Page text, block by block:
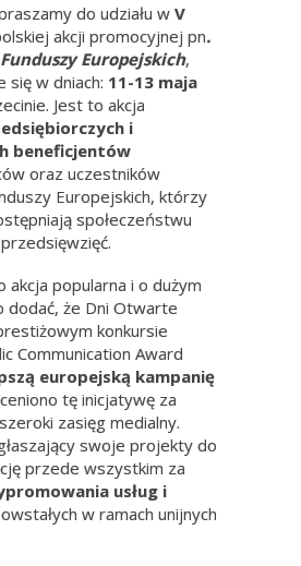
do udziału w V
akcji promocyjnej pn.
Europejskich,
się w dniach: 11-13 maja
Jest to akcja
i
beneficjentów
oraz uczestników
Europejskich, którzy
społeczeństwu
popularna i o dużym
dodać, że Dni Otwarte
konkursie
Communication Award
europejską kampanię
tę inicjatywę za
zasięg medialny.
swoje projekty do
przede wszystkim za
usług i
w ramach unijnych